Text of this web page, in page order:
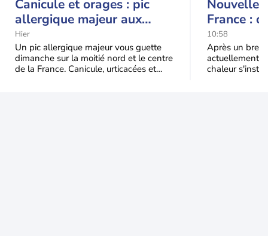
Canicule et orages : pic
allergique majeur aux
urticacées sur la moitié
nord
Hier
Un pic allergique majeur vous guette
dimanche sur la moitié nord et le centre
de la France. Canicule, urticacées et
Nouvelle
France :
10:58
Après un bref
actuellement,
chaleur